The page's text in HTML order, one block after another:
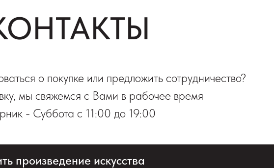
о покупке или предложить сотрудничество?
мы свяжемся с Вами в рабочее время
- Суббота с 11:00 до 19:00
произведение искусства